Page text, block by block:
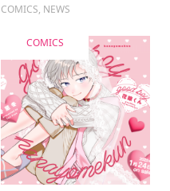
COMICS, NEWS
COMICS